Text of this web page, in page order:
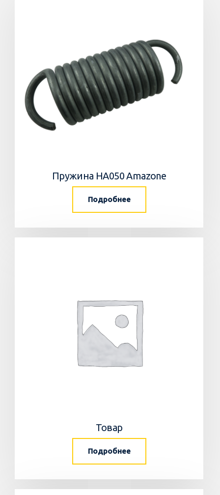
Пружина HA050 Amazone
Подробнее
Товар
Подробнее